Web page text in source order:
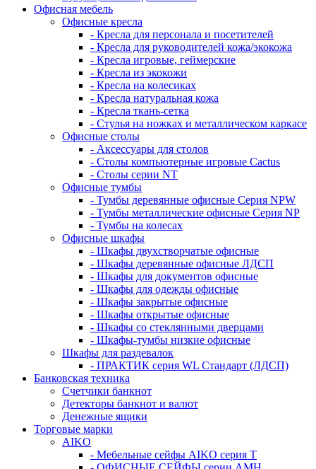
Офисная мебель
Офисные кресла
- Кресла для персонала и посетителей
- Кресла для руководителей кожа/экокожа
- Кресла игровые, геймерские
- Кресла из экокожи
- Кресла на колесиках
- Кресла натуральная кожа
- Кресла ткань-сетка
- Стулья на ножках и металлическом каркасе
Офисные столы
- Аксессуары для столов
- Столы компьютерные игровые Cactus
- Столы серии NT
Офисные тумбы
- Тумбы деревянные офисные Серия NPW
- Тумбы металлические офисные Серия NP
- Тумбы на колесах
Офисные шкафы
- Шкафы двухстворчатые офисные
- Шкафы деревянные офисные ЛДСП
- Шкафы для документов офисные
- Шкафы для одежды офисные
- Шкафы закрытые офисные
- Шкафы открытые офисные
- Шкафы со стеклянными дверцами
- Шкафы-тумбы низкие офисные
Шкафы для раздевалок
- ПРАКТИК серия WL Стандарт (ЛДСП)
Банковская техника
Счетчики банкнот
Детекторы банкнот и валют
Денежные ящики
Торговые марки
AIKO
- Мебельные сейфы AIKO серия Т